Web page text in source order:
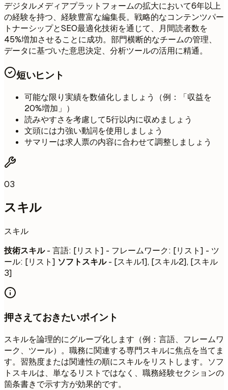
デジタルメディアプラットフォームの拡大において6年以上
の経験を持つ、経験豊富な編集長。戦略的なコンテンツパー
トナーシップとSEO最適化技術を通じて、月間読者数を
45%増加させることに成功。部門横断的なチームの管理、
データに基づいた意思決定、分析ツールの活用に精通。
短いヒント
可能な限り実績を数値化しましょう（例：「収益を
20%増加」）
読みやすさを考慮して5行以内に収めましょう
文頭には力強い動詞を使用しましょう
サマリーは求人票の内容に合わせて調整しましょう
03
スキル
スキル
技術スキル- 言語: [リスト] - フレームワーク: [リスト] - ツ
ール: [リスト] ソフトスキル- [スキル1], [スキル2], [スキル
3]
押さえておきたいポイント
スキルを論理的にグループ化します（例：言語、フレームワ
ーク、ツール）。職務に関連する専門スキルに焦点を当てま
す。習熟度または関連性の順にスキルをリストします。ソフ
トスキルは、単なるリストではなく、職務経験セクションの
箇条書きで示す方が効果的です。